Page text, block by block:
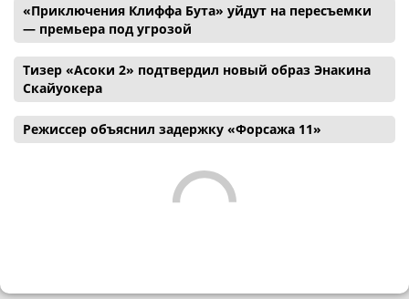
«Приключения Клиффа Бута» уйдут на пересъемки
— премьера под угрозой
Тизер «Асоки 2» подтвердил новый образ Энакина
Скайуокера
Режиссер объяснил задержку «Форсажа 11»